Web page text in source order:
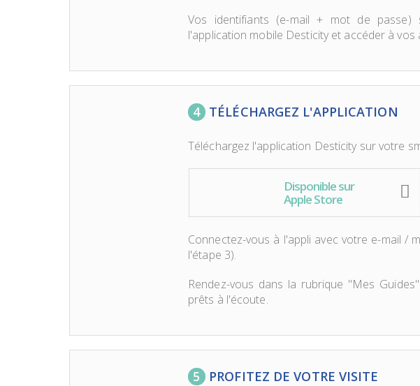
Vos identifiants (e-mail + mot de
l'application mobile Desticity et accéder à vos
4 TÉLÉCHARGEZ L'APPLICATION
Téléchargez l'application Desticity sur votre
Disponible sur
Apple Store
Connectez-vous à l'appli avec votre e-mail /
l'étape 3).
Rendez-vous dans la rubrique "Mes
prêts à l'écoute.
5 PROFITEZ DE VOTRE VISITE